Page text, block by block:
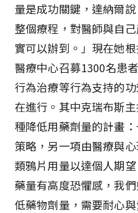
量是成功關鍵，達納爾
整個療程，對醫師與自
實可以辦到。」現在她
醫療中心召募1300名患
行為治療等行為支持的
在進行。其中克瑞布斯
種降低用藥劑量的計畫
策略，另一項由醫療與
類鴉片用量以達個人期
藥量有高度恐懼感，我
低藥物劑量，需要耐心與